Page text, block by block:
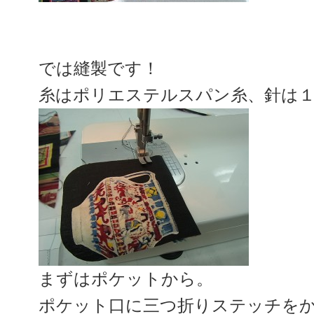
では縫製です！
糸はポリエステルスパン糸、針は
まずはポケットから。
ポケット口に三つ折りステッチを